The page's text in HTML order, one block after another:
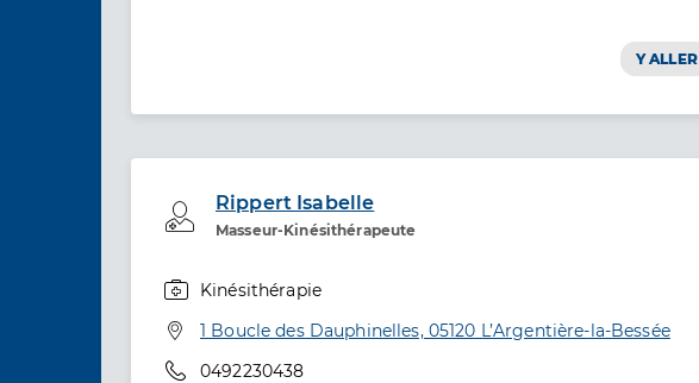
Y ALLER
Rippert Isabelle
Masseur-Kinésithérapeute
Professionel de santé
Kinésithérapie
Adresse
1 Boucle des Dauphinelles, 05120 L’Argentière-la-Bessée
Téléphone
0492230438